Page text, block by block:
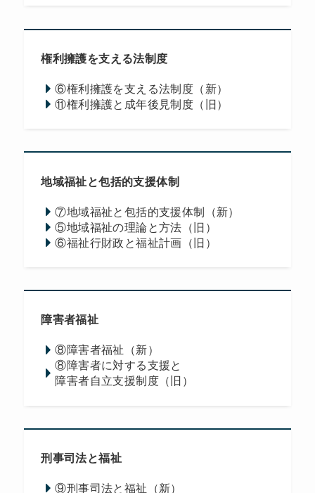
権利擁護を支える法制度
⑥権利擁護を支える法制度（新）
⑪権利擁護と成年後見制度（旧）
地域福祉と包括的支援体制
⑦地域福祉と包括的支援体制（新）
⑤地域福祉の理論と方法（旧）
⑥福祉行財政と福祉計画（旧）
障害者福祉
⑧障害者福祉（新）
⑧障害者に対する支援と
障害者自立支援制度（旧）
刑事司法と福祉
⑨刑事司法と福祉（新）